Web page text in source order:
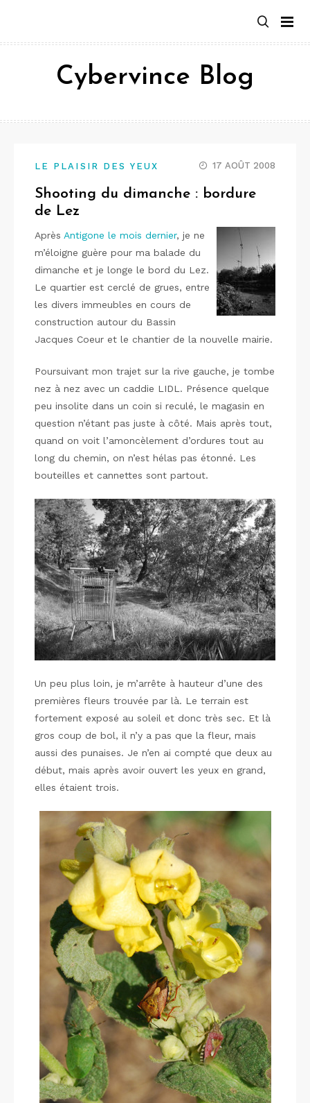
contenu
Cybervince Blog
LE PLAISIR DES YEUX 17 AOÛT 2008
Shooting du dimanche : bordure
de Lez
Après Antigone le mois dernier, je ne
m’éloigne guère pour ma balade du
dimanche et je longe le bord du Lez.
Le quartier est cerclé de grues, entre
les divers immeubles en cours de
construction autour du Bassin
Jacques Coeur et le chantier de la nouvelle mairie.
Poursuivant mon trajet sur la rive gauche, je tombe
nez à nez avec un caddie LIDL. Présence quelque
peu insolite dans un coin si reculé, le magasin en
question n’étant pas juste à côté. Mais après tout,
quand on voit l’amoncèlement d’ordures tout au
long du chemin, on n’est hélas pas étonné. Les
bouteilles et cannettes sont partout.
Un peu plus loin, je m’arrête à hauteur d’une des
premières fleurs trouvée par là. Le terrain est
fortement exposé au soleil et donc très sec. Et là
gros coup de bol, il n’y a pas que la fleur, mais
aussi des punaises. Je n’en ai compté que deux au
début, mais après avoir ouvert les yeux en grand,
elles étaient trois.